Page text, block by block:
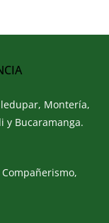
Montería,
y Bucaramanga.